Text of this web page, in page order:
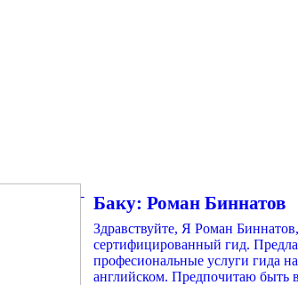
Баку: Роман Биннатов
Здравствуйте, Я Роман Биннатов,
сертифицированный гид.
професиональные услуги гида
английском. Предпочитаю быть